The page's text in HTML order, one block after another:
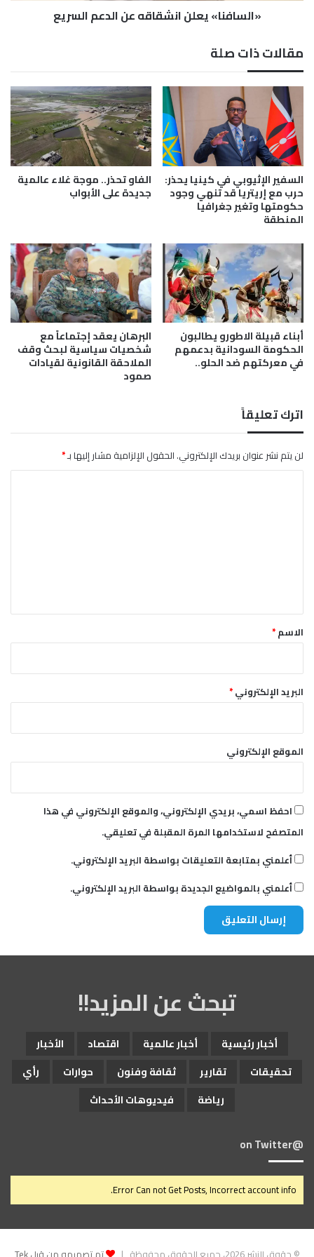
ق
ر
ا
ي
ت
ح
ر
ك
ا
م
ي
ك
و
م
ن
ي
ن
ا
ن
ق
ه
ع
ن
ا
ل
م
ل
س
ر
ي
ع
«السافنا» يعلن انشقاقه عن الدعم السريع
مقالات ذات صلة
السفير الإثيوبي في كينيا يحذر:
حرب مع إريتريا قد تنهي وجود
حكومتها وتغير جغرافيا
المنطقة
الفاو تحذر.. موجة غلاء عالمية
جديدة على الأبواب
أبناء قبيلة الاطورو يطالبون
الحكومة السودانية بدعمهم
في معركتهم ضد الحلو..
البرهان يعقد إجتماعاً مع
شخصيات سياسية لبحث وقف
الملاحقة القانونية لقيادات
صمود
اترك تعليقاً
لن يتم نشر عنوان بريدك الإلكتروني.الحقول الإلزامية مشار إليها بـ*
*الاسم*
البريد الإلكتروني*
الموقع الإلكتروني
احفظ اسمي، بريدي الإلكتروني، والموقع الإلكتروني في هذا
المتصفح لاستخدامها المرة المقبلة في تعليقي.
أعلمني بمتابعة التعليقات بواسطة البريد الإلكتروني.
أعلمني بالمواضيع الجديدة بواسطة البريد الإلكتروني.
تبحث عن المزيد!!
أخبار رئيسية أخبار عالمية اقتصاد
الأخبار
تحقيقات
تقارير ثقافة وفنون حوارات
رأي
رياضة
فيديوهات الأحداث
@on Twitter
Error Can not Get Posts, Incorrect account info.